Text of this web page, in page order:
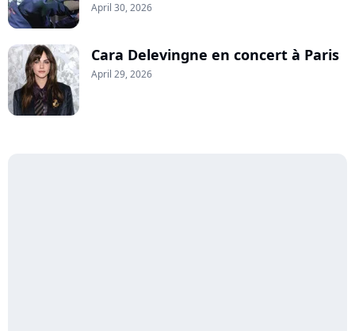
April 30, 2026
Cara Delevingne en concert à Paris
April 29, 2026